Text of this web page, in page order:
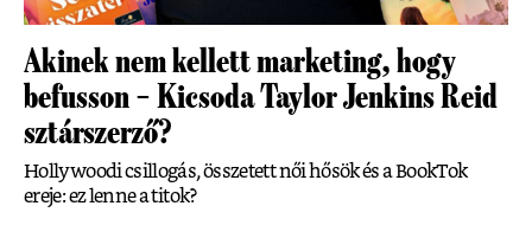
Akinek nem kellett marketing, hogy
befusson – Kicsoda Taylor Jenkins Reid
sztárszerző?
Hollywoodi csillogás, összetett női hősök és a BookTok
ereje: ez lenne a titok?